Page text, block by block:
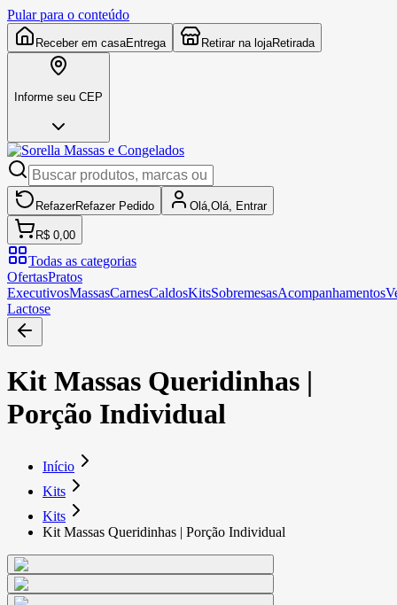
Pular para o conteúdo
Receber em casaEntrega Retirar na lojaRetirada
Informe seu CEP
RefazerRefazer Pedido Olá, Olá, Entrar
R$ 0,00
Todas as categorias
OfertasPratos
ExecutivosMassasCarnesCaldosKitsSobremesasAcompanhamentos
Lactose
Kit Massas Queridinhas |
Porção Individual
Início
Kits
Kits
Kit Massas Queridinhas | Porção Individual